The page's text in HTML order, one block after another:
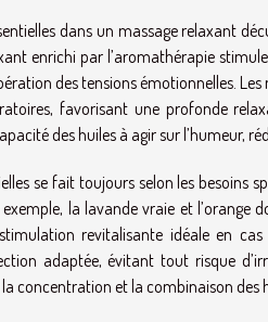
dans un massage relaxant
enrichi par l’aromathérapie
des tensions émotionnelles.
favorisant une profonde
des huiles à agir sur l’humeur,
se fait toujours selon les
la lavande vraie et
revitalisante idéale en
adaptée, évitant tout risque
concentration et la combinaison